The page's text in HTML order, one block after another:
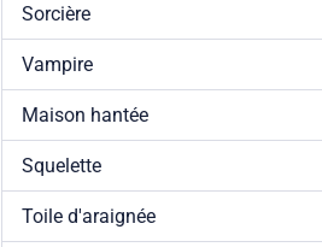
Sorcière
Vampire
Maison hantée
Squelette
Toile d'araignée